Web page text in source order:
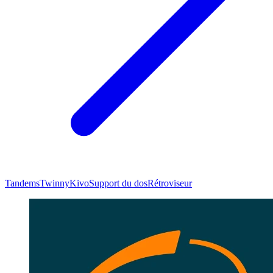
TandemsTwinnyKivoSupport du dosRétroviseur